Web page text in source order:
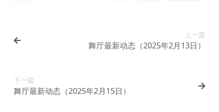
上一篇
舞厅最新动态（2025年2月13日）
下一篇
舞厅最新动态（2025年2月15日）